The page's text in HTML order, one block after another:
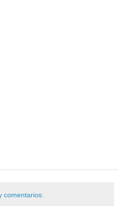
comentarios: